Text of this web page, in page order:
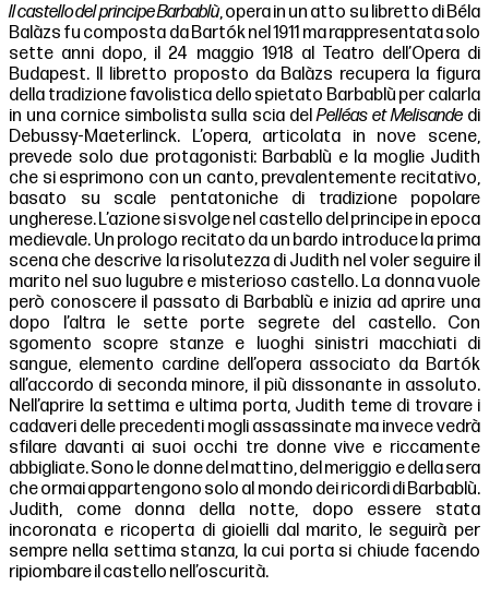
Il castello del principe Barbablù, opera in un atto su libretto di Béla
Balàzs fu composta da Bartók nel 1911 ma rappresentata solo
sette anni dopo, il 24 maggio 1918 al Teatro dell’Opera di
Budapest. Il libretto proposto da Balàzs recupera la figura
della tradizione favolistica dello spietato Barbablù per calarla
in una cornice simbolista sulla scia delPelléas et Melisandedi
Debussy-Maeterlinck. L’opera, articolata in nove scene,
prevede solo due protagonisti: Barbablù e la moglie Judith
che si esprimono con un canto, prevalentemente recitativo,
basato su scale pentatoniche di tradizione popolare
ungherese. L’azione si svolge nel castello del principe in epoca
medievale. Un prologo recitato da un bardo introduce la prima
scena che descrive la risolutezza di Judith nel voler seguire il
marito nel suo lugubre e misterioso castello. La donna vuole
però conoscere il passato di Barbablù e inizia ad aprire una
dopo l’altra le sette porte segrete del castello. Con
sgomento scopre stanze e luoghi sinistri macchiati di
sangue, elemento cardine dell’opera associato da Bartók
all’accordo di seconda minore, il più dissonante in assoluto.
Nell’aprire la settima e ultima porta, Judith teme di trovare i
cadaveri delle precedenti mogli assassinate ma invece vedrà
sfilare davanti ai suoi occhi tre donne vive e riccamente
abbigliate. Sono le donne del mattino, del meriggio e della sera
che ormai appartengono solo al mondo dei ricordi di Barbablù.
Judith, come donna della notte, dopo essere stata
incoronata e ricoperta di gioielli dal marito, le seguirà per
sempre nella settima stanza, la cui porta si chiude facendo
ripiombare il castello nell’oscurità.